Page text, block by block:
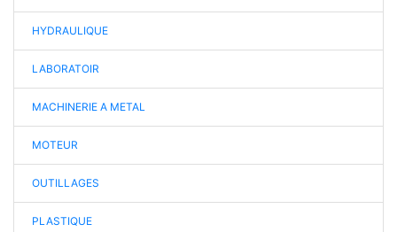
HYDRAULIQUE
LABORATOIR
MACHINERIE A METAL
MOTEUR
OUTILLAGES
PLASTIQUE